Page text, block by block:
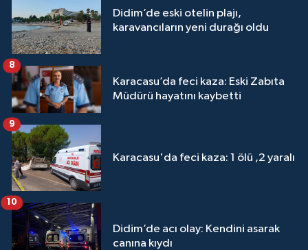
Didim’de eski otelin plajı,
karavancıların yeni durağı oldu
Karacasu’da feci kaza: Eski Zabıta
Müdürü hayatını kaybetti
8
Karacasu'da feci kaza: 1 ölü ,2 yaralı
9
Didim’de acı olay: Kendini asarak
canına kıydı
10